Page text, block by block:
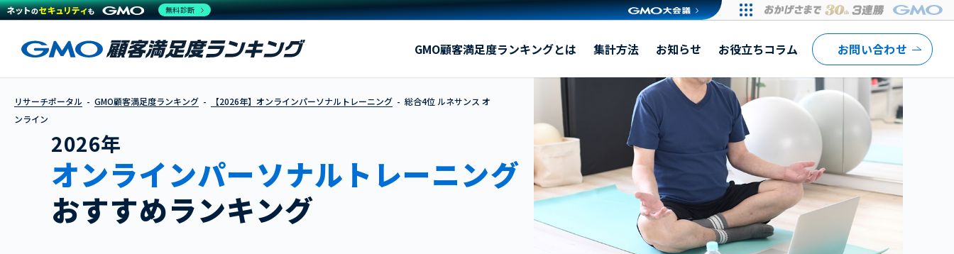
ルネサンス オンラインGMO顧客満足度ランキングとは 集計方法 お知らせ お役立ちコラム お問い合わせ
リサーチポータル GMO顧客満足度ランキング 【2026年】オンラインパーソナルトレーニング
総合4位 ルネサンス オ
ンライン
2026年
オンラインパーソナルトレーニング
おすすめランキング
無料診断